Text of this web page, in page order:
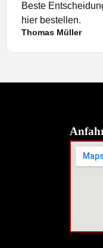
Beste
hier bestellen.
Thomas Müller